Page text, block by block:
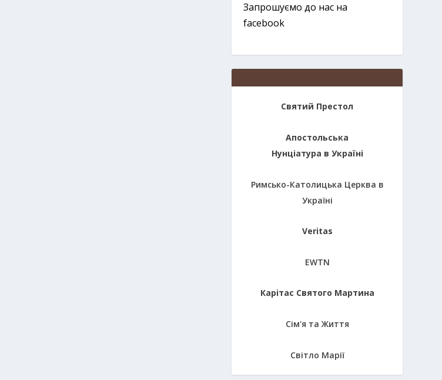
Запрошуємо до нас на
facebook
Святий Престол
Апостольська
Нунціатура в Україні
Римсько-Католицька Церква в
Україні
Veritas
EWTN
Карітас Святого Мартина
Сім'я та Життя
Світло Марії